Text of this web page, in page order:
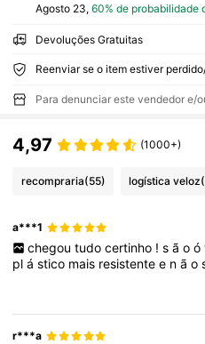
Agosto 23, 60% de probabilidade
Devoluções Gratuitas
Para denunciar este vendedor e/
4,97 (1000+)
recompraria(55) logística veloz
a***1
chegou tudo certinho ! s ã o ó
plástico mais resistentee não
r***a